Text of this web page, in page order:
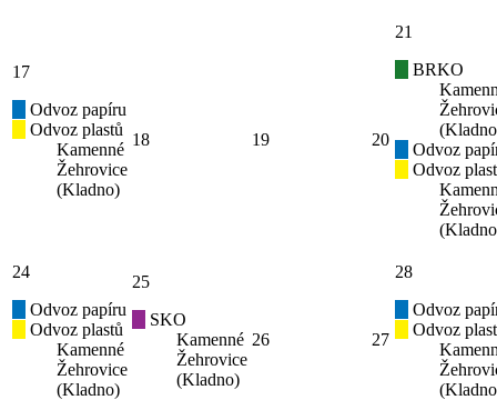
17
Odvoz papíru
Odvoz plastů
Kamenné
Žehrovice
(Kladno)
18 19 20
21
BRKO
Odvoz
Odvoz
24
Odvoz papíru
Odvoz plastů
Kamenné
Žehrovice
(Kladno)
25
SKO
Kamenné
Žehrovice
(Kladno)
26 27
28
Odvoz
Odvoz